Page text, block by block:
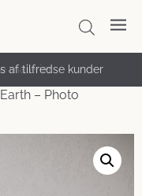
af tilfredse kunder
malerier
– Photo